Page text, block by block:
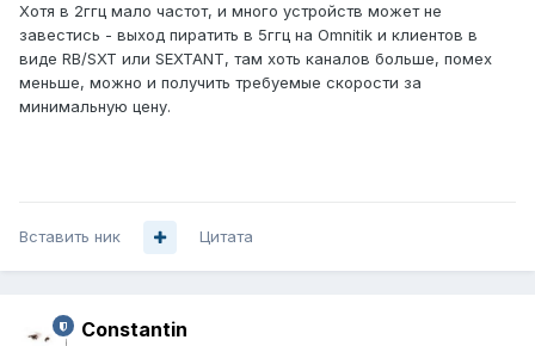
Хотя в 2ггц мало частот, и много устройств может не
завестись - выход пиратить в 5ггц на Omnitik и клиентов в
виде RB/SXT или SEXTANT, там хоть каналов больше, помех
меньше, можно и получить требуемые скорости за
минимальную цену.
Вставить ник Цитата
Constantin